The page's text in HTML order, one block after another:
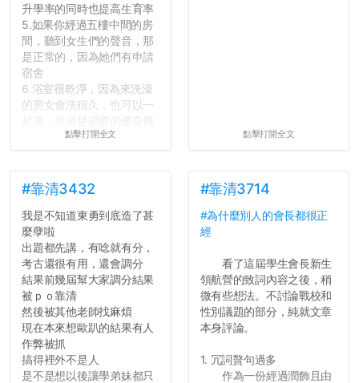
升學率的同時也提高生育率
5.如果你經過五樓中間的房
間，聽到女生們的聲音，那
是正常的，因為她們有申請
宿舍
6.浴室很乾淨，因為來洗澡
的男女會洗很久，也可以一
舍房間，都歡迎留言讓我知
道...
點擊打開全文 點擊打開全文
#靠清3432
我是不知道東勇到底造了甚
麼孽啦
出題都先講，有唸就有分，
考古還很有用，還會調分
結果前幾屆幫大家調分結果
被ｐｏ靠清
然後被其他老師找麻煩
現在本來想歐趴的結果有人
作弊被抓
搞得裡外不是人
是不是想以後讓學弟妹都只
#靠清3714
#為什麼別人的會長都很正
經
看了這屆學生會長新生
領航營的致詞內容之後，稍
微有些想法。不討論戰校和
性別議題的部分，純就文章
本身評論。
1. 冗詞贅句過多
作為一份經過潤飾且由